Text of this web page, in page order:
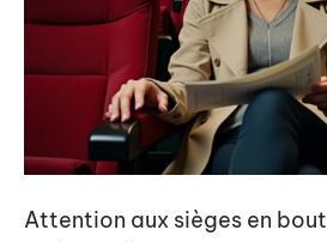
Attention aux sièges en